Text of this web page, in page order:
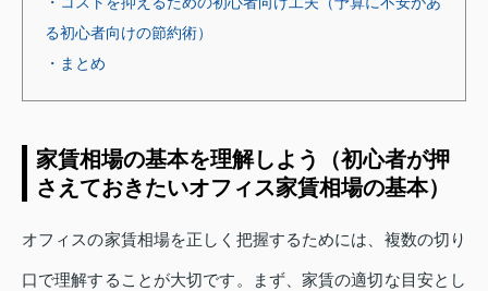
る初心者向けの節約術）
・まとめ
家賃相場の基本を理解しよう（初心者が押
さえておきたいオフィス家賃相場の基本）
オフィスの家賃相場を正しく把握するためには、複数の切り
口で理解することが大切です。まず、家賃の適切な目安とし